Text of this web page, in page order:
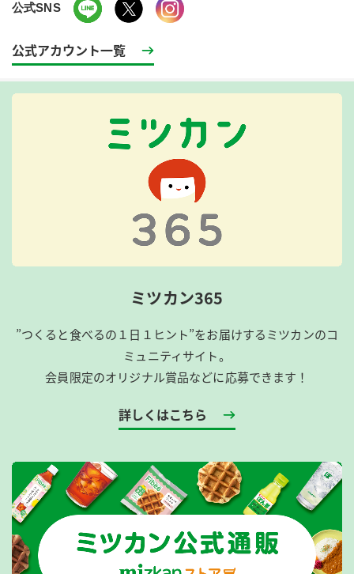
公式SNS
公式アカウント一覧
ミツカン365
”つくると食べるの１日１ヒント”をお届けするミツカンのコ
ミュニティサイト。
会員限定のオリジナル賞品などに応募できます！
詳しくはこちら